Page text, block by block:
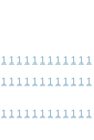
1 1 1 1 1 1 1 1 1 1 1 1
1 1 1 1 1 1 1 1 1 1 1 1
1 1 1 1 1 1 1 1 1 1 1 1